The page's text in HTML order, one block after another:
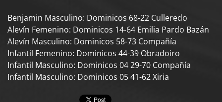
Benjamin Masculino: Dominicos 68-22 Culleredo
Alevín Femenino: Dominicos 14-64 Emilia Pardo Bazán
Alevín Masculino: Dominicos 58-73 Compañía
Infantil Femenino: Dominicos 44-39 Obradoiro
Infantil Masculino: Dominicos 04 29-70 Compañía
Infantil Masculino: Dominicos 05 41-62 Xiria